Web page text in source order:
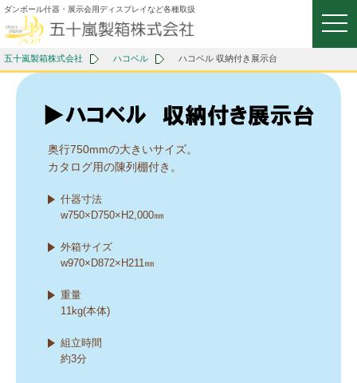
ダンボール什器・展示会用ディスプレイなど各種取扱
五十嵐製箱株式会社 ハコベル ハコベル 収納付き展示台
奥行750mmの大きいサイズ。
カタログ用の陳列棚付き。
什器寸法
w750×D750×H2,000㎜
外箱サイズ
w970×D872×H211㎜
重量
11kg(本体)
組立時間
約3分